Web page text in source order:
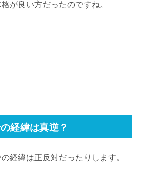
が良い方だったのですね。
経緯は真逆？
経緯は正反対だったりします。